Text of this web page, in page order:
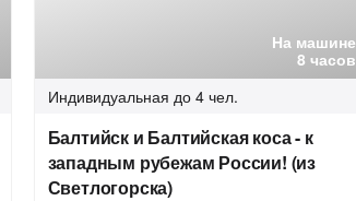
На машине
8 часов
Индивидуальная до 4 чел.
Балтийск и Балтийская коса - к
западным рубежам России! (из
Светлогорска)